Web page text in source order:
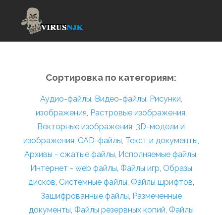
Сортировка по категориям:
Аудио-файлы, Видео-файлы, Рисунки,
изображения, Растровые изображения,
Векторные изображения, 3D-модели и
изображения, CAD-файлы, Текст и документы,
Архивы - сжатые файлы, Исполняемые файлы,
Интернет - web файлы, Файлы игр, Образы
дисков, Системные файлы, Файлы шрифтов,
Зашифрованные файлы, Размеченные
документы, Файлы резервных копий, Файлы